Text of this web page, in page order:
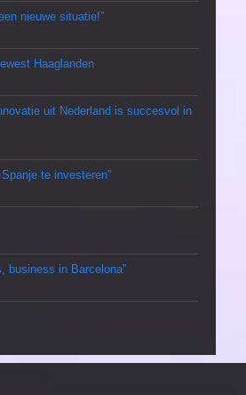
nieuwe situatie!”
Haaglanden
uit Nederland is succesvol in
te investeren”
business in Barcelona”